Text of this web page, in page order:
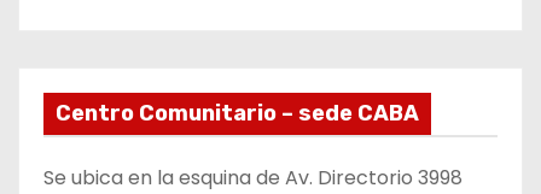
Centro Comunitario – sede CABA
Se ubica en la esquina de Av. Directorio 3998